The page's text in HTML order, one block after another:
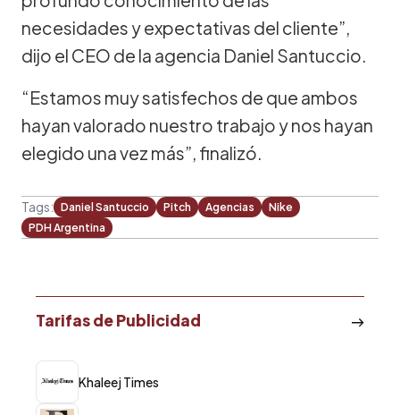
necesidades y expectativas del cliente”,
dijo el CEO de la agencia Daniel Santuccio.
“Estamos muy satisfechos de que ambos
hayan valorado nuestro trabajo y nos hayan
elegido una vez más”, finalizó.
Tags: Daniel Santuccio Pitch Agencias
Nike
PDH Argentina
Tarifas de Publicidad
Khaleej Times